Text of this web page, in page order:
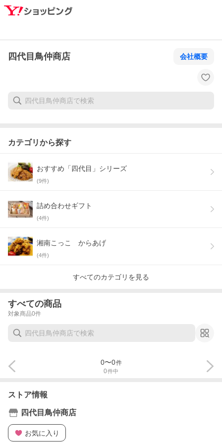
四代目鳥仲商店 会社概要
カテゴリから探す
おすすめ「四代目」シリーズ
(9件)
詰め合わせギフト
(4件)
湘南こっこ からあげ
(4件)
すべてのカテゴリを見る
すべての商品
対象商品0件
0件中
0〜0件
ストア情報
四代目鳥仲商店
お気に入り